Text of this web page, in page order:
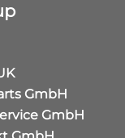
GmbH
GmbH